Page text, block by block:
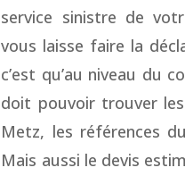
service sinistre de
vous laisse faire la
c’est qu’au niveau du
doit pouvoir trouver
Metz, les références
Mais aussi le devis